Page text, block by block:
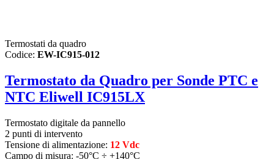
Termostati da quadro
Codice: EW-IC915-012
Termostato da Quadro per Sonde PTC e
NTC Eliwell IC915LX
Termostato digitale da pannello
2 punti di intervento
Tensione di alimentazione: 12 Vdc
Campo di misura: -50°C ÷ +140°C